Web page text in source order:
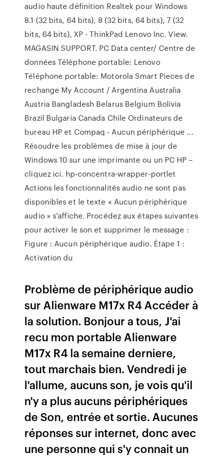
audio haute définition Realtek pour Windows
8.1 (32 bits, 64 bits), 8 (32 bits, 64 bits), 7 (32
bits, 64 bits), XP - ThinkPad Lenovo Inc. View.
MAGASIN SUPPORT. PC Data center/ Centre de
données Téléphone portable: Lenovo
Téléphone portable: Motorola Smart Pieces de
rechange My Account / Argentina Australia
Austria Bangladesh Belarus Belgium Bolivia
Brazil Bulgaria Canada Chile Ordinateurs de
bureau HP et Compaq - Aucun périphérique ...
Résoudre les problèmes de mise à jour de
Windows 10 sur une imprimante ou un PC HP –
cliquez ici. hp-concentra-wrapper-portlet
Actions les fonctionnalités audio ne sont pas
disponibles et le texte « Aucun périphérique
audio » s'affiche. Procédez aux étapes suivantes
pour activer le son et supprimer le message :
Figure : Aucun périphérique audio. Étape 1 :
Activation du
Problème de périphérique audio
sur Alienware M17x R4 Accéder à
la solution. Bonjour a tous, J'ai
recu mon portable Alienware
M17x R4 la semaine derniere,
tout marchais bien. Vendredi je
l'allume, aucuns son, je vois qu'il
n'y a plus aucuns périphériques
de Son, entrée et sortie. Aucunes
réponses sur internet, donc avec
une personne qui s'y connait un